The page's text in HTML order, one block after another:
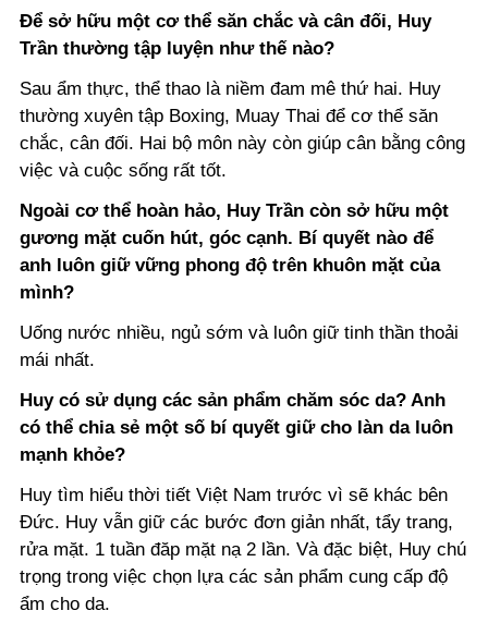
Để sở hữu một cơ thể săn chắc và cân đối, Huy
Trần thường tập luyện như thế nào?
Sau ẩm thực, thể thao là niềm đam mê thứ hai. Huy
thường xuyên tập Boxing, Muay Thai để cơ thể săn
chắc, cân đối. Hai bộ môn này còn giúp cân bằng công
việc và cuộc sống rất tốt.
Ngoài cơ thể hoàn hảo, Huy Trần còn sở hữu một
gương mặt cuốn hút, góc cạnh. Bí quyết nào để
anh luôn giữ vững phong độ trên khuôn mặt của
mình?
Uống nước nhiều, ngủ sớm và luôn giữ tinh thần thoải
mái nhất.
Huy có sử dụng các sản phẩm chăm sóc da? Anh
có thể chia sẻ một số bí quyết giữ cho làn da luôn
mạnh khỏe?
Huy tìm hiểu thời tiết Việt Nam trước vì sẽ khác bên
Đức. Huy vẫn giữ các bước đơn giản nhất, tẩy trang,
rửa mặt. 1 tuần đăp mặt nạ 2 lần. Và đặc biệt, Huy chú
trọng trong việc chọn lựa các sản phẩm cung cấp độ
ẩm cho da.